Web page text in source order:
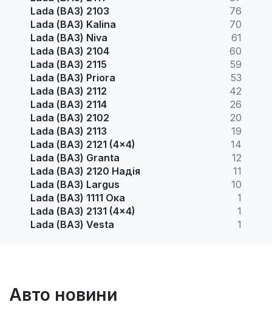
Lada (ВАЗ) 2103
76
Lada (ВАЗ) Kalina
70
Lada (ВАЗ) Niva
61
Lada (ВАЗ) 2104
60
Lada (ВАЗ) 2115
59
Lada (ВАЗ) Priora
53
Lada (ВАЗ) 2112
42
Lada (ВАЗ) 2114
26
Lada (ВАЗ) 2102
20
Lada (ВАЗ) 2113
19
Lada (ВАЗ) 2121 (4x4)
14
Lada (ВАЗ) Granta
12
Lada (ВАЗ) 2120 Надія
11
Lada (ВАЗ) Largus
10
Lada (ВАЗ) 1111 Ока
1
Lada (ВАЗ) 2131 (4x4)
1
Lada (ВАЗ) Vesta
1
Авто новини